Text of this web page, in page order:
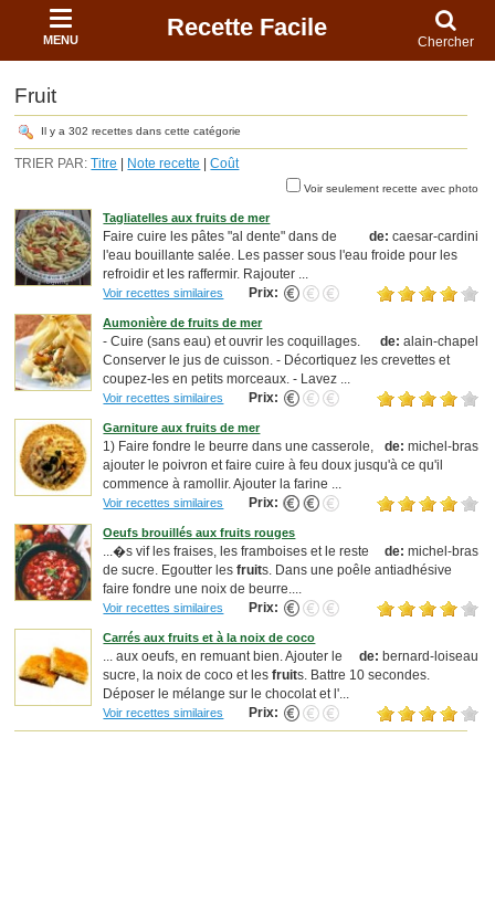
MENU Recette Facile
Chercher
Fruit
Il y a 302 recettes dans cette catégorie
TRIER PAR: Titre | Note recette |Coût
Voir seulement recette avec photo
Tagliatelles aux fruits de mer
de: caesar-cardini
Faire cuire les pâtes "al dente" dans de
l'eau bouillante salée. Les passer sous l'eau froide pour les
refroidir et les raffermir. Rajouter ...
Voir recettes similaires Prix:
Aumonière de fruits de mer
de: alain-chapel
- Cuire (sans eau) et ouvrir les coquillages.
Conserver le jus de cuisson. - Décortiquez les crevettes et
coupez-les en petits morceaux. - Lavez ...
Voir recettes similaires Prix:
Garniture aux fruits de mer
de: michel-bras
1) Faire fondre le beurre dans une casserole,
ajouter le poivron et faire cuire à feu doux jusqu'à ce qu'il
commence à ramollir. Ajouter la farine ...
Voir recettes similaires Prix:
Oeufs brouillés aux fruits rouges
de: michel-bras
...�s vif les fraises, les framboises et le reste
de sucre. Egoutter lesfruits. Dans une poêle antiadhésive
faire fondre une noix de beurre....
Voir recettes similaires Prix:
Carrés aux fruits et à la noix de coco
de: bernard-loiseau
... aux oeufs, en remuant bien. Ajouter le
sucre, la noix de coco et lesfruits. Battre 10 secondes.
Déposer le mélange sur le chocolat et l'...
Voir recettes similaires Prix: